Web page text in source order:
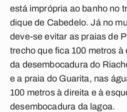
está imprópria ao banho no
dique de Cabedelo. Já no
deve-se evitar as praias de
trecho que fica 100 metros
da desembocadura do
e a praia do Guarita, nas
100 metros à direita e à
desembocadura da lagoa.